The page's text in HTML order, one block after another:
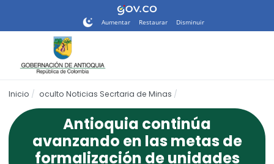
sitio
de
accesibilidad.
Aumentar Restaurar Disminuir
Inicio oculto Noticias Secrtaria de Minas
Antioquia continúa
avanzando en las metas de
formalización de unidades